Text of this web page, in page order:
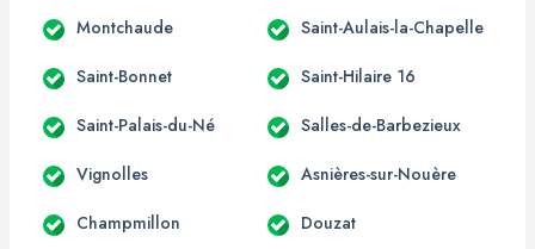
Montchaude Saint-Aulais-la-Chapelle
Saint-Bonnet Saint-Hilaire 16
Saint-Palais-du-Né Salles-de-Barbezieux
Vignolles Asnières-sur-Nouère
Champmillon Douzat